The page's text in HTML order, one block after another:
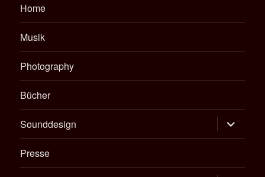
Home
Musik
Photography
Bücher
Sounddesign
öffnen
Presse